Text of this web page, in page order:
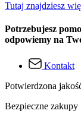
Tutaj znajdziesz
Potrzebujesz
odpowiemy na
Kontakt
Potwierdzona
Bezpieczne zakupy